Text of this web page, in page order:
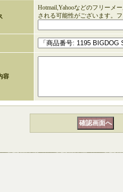
Hotmail,Yahooなどのフリーメ
される可能性がございます。
容